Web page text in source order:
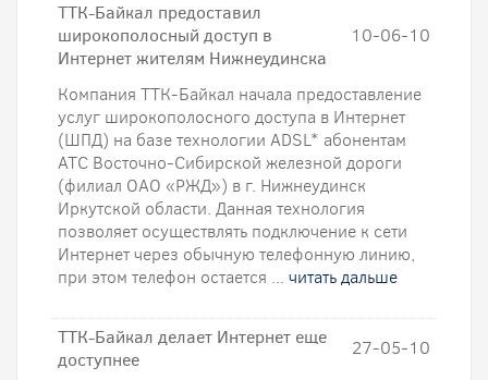
ТТК-Байкал предоставил
широкополосный доступ в
Интернет жителям Нижнеудинска
10-06-10
Компания ТТК-Байкал начала предоставление
услуг широкополосного доступа в Интернет
(ШПД) на базе технологии ADSL* абонентам
АТС Восточно-Сибирской железной дороги
(филиал ОАО «РЖД») в г. Нижнеудинск
Иркутской области. Данная технология
позволяет осуществлять подключение к сети
Интернет через обычную телефонную линию,
при этом телефон остается ... читать дальше
ТТК-Байкал делает Интернет еще
доступнее
27-05-10